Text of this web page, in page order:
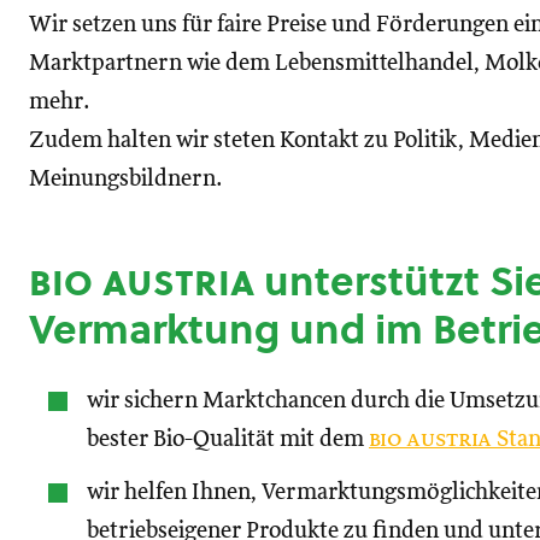
Wir setzen uns für faire Preise und Förderungen
Marktpartnern wie dem Lebensmittelhandel,
mehr.
Zudem halten wir steten Kontakt zu Politik,
Meinungsbildnern.
bio austria unterstützt
Vermarktung und im
wir sichern Marktchancen durch die
bester Bio-Qualität mit dem bio austria
wir helfen Ihnen,
betriebseigener Produkte zu finden und